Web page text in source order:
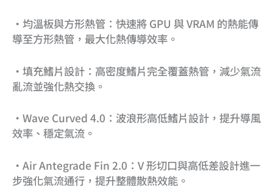
•均溫板與方形熱管：快速將 GPU 與 VRAM 的熱能傳
導至方形熱管，最大化熱傳導效率。
•填充鰭片設計：高密度鰭片完全覆蓋熱管，減少氣流
亂流並強化熱交換。
•Wave Curved 4.0：波浪形高低鰭片設計，提升導風
效率、穩定氣流。
•Air Antegrade Fin 2.0：V 形切口與高低差設計進一
步強化氣流通行，提升整體散熱效能。